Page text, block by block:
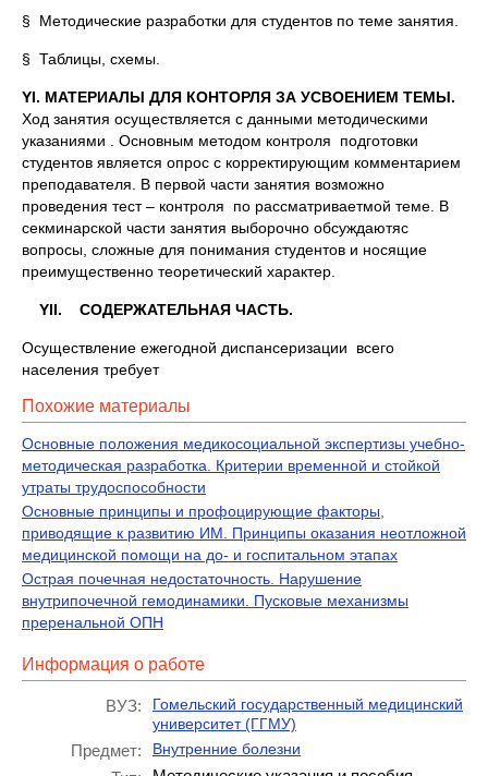
§ Методические разработки для студентов по теме занятия.
§ Таблицы, схемы.
YI. МАТЕРИАЛЫ ДЛЯ КОНТОРЛЯ ЗА УСВОЕНИЕМ ТЕМЫ.
Ход занятия осуществляется с данными методическими
указаниями . Основным методом контроля подготовки
студентов является опрос с корректирующим комментарием
преподавателя. В первой части занятия возможно
проведения тест – контроля по рассматриваетмой теме. В
секминарской части занятия выборочно обсуждаютяс
вопросы, сложные для понимания студентов и носящие
преимущественно теоретический характер.
YII. СОДЕРЖАТЕЛЬНАЯ ЧАСТЬ.
Осуществление ежегодной диспансеризации всего
населения требует
Похожие материалы
Основные положения медикосоциальной экспертизы учебно-
методическая разработка. Критерии временной и стойкой
утраты трудоспособности
Основные принципы и профоцирующие факторы,
приводящие к развитию ИМ. Принципы оказания неотложной
медицинской помощи на до- и госпитальном этапах
Острая почечная недостаточность. Нарушение
внутрипочечной гемодинамики. Пусковые механизмы
преренальной ОПН
Информация о работе
ВУЗ:
Гомельский государственный медицинский
университет (ГГМУ)
Предмет: Внутренние болезни